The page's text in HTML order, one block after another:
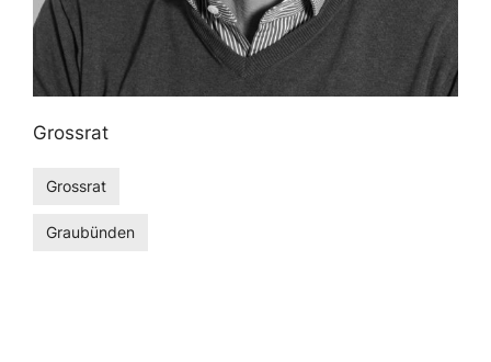
Grossrat
Grossrat
Graubünden